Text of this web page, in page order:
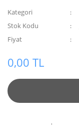
Kategori
Stok Kodu
Fiyat
0,00 TL